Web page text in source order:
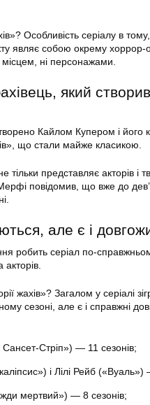
Особливість серіалу в
являє собою окрему хоррор-
ні персонажами.
який
Кайлом Купером і його
що стали майже класикою.
представляє акторів і
повідомив, що вже до
але є і
робить серіал по-
жахів»? Загалом у серіалі
сезоні, але є і справжні
Стріп») — 11 сезонів;
і Лілі Рейб («Вуаль»)
мертвий») — 8 сезонів;